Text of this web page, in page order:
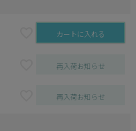
カートに入れる
再入荷お知らせ
再入荷お知らせ